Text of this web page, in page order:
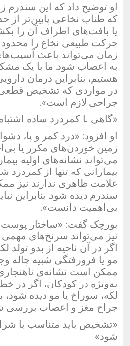
او توضیح داد که این سندرم
که طناب نخاعی پایین‌تر از
یا بافت‌های اطراف آن را
حرکت طبیعی نخاع را
زمان می‌تواند باعث
به اعصاب شود. ما با یک
هستیم، بنابراین درمان
در مواردی که تشخیص
جراحی لازم است».
«گاهی با کمردرد ساده
او افزود: «درد کمر و پا،
زمین خوردن‌های مکرر یا
می‌تواند نشانه‌های اولیه
بیمارانی که تنها از کمردرد
علامت ظاهری ندارند نیز
سندرم دیده شود. بنابراین
بی‌اهمیت دانست».
بورچک گفت: «ساختار پوست
نیز می‌تواند سرنخ‌های
اگر در آن ناحیه از بدو تولد
مو یا فرورفتگی شبیه چاله
ممکن است نشانه‌ی
به‌ویژه در کودکان، اگر در
لکه، سوراخ یا مو دیده شود،
جراح مغز و اعصاب بررسی
«تشخیص باید متناسب با
شود»